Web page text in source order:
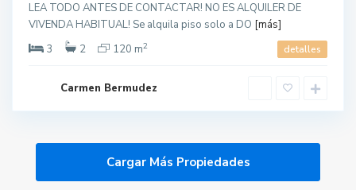
LEA TODO ANTES DE CONTACTAR! NO ES ALQUILER DE
VIVENDA HABITUAL! Se alquila piso solo a DO [más]
3
2 120 m2 detalles
Carmen Bermudez